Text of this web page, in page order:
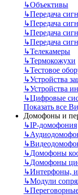
↳Объективы
↳Передача
↳Передача
↳Передача
↳Передача
↳Телекамеры
↳Термокожухи
↳Тестовое
↳Устройства
↳Устройства
↳Цифровые
Показать все
Домофоны и
↳IP-домофония
↳
↳
↳Домофоны
↳Домофоны
↳Интерфоны,
↳Модули
↳